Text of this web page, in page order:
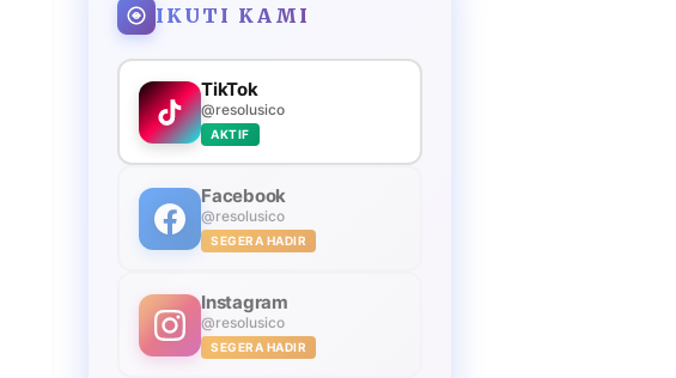
IKUTI KAMI
TikTok
@resolusico
AKTIF
Facebook
@resolusico
SEGERA HADIR
Instagram
@resolusico
SEGERA HADIR